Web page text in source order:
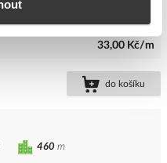
LPE-2_H50
33,00 Kč/m
do košíku
460 m